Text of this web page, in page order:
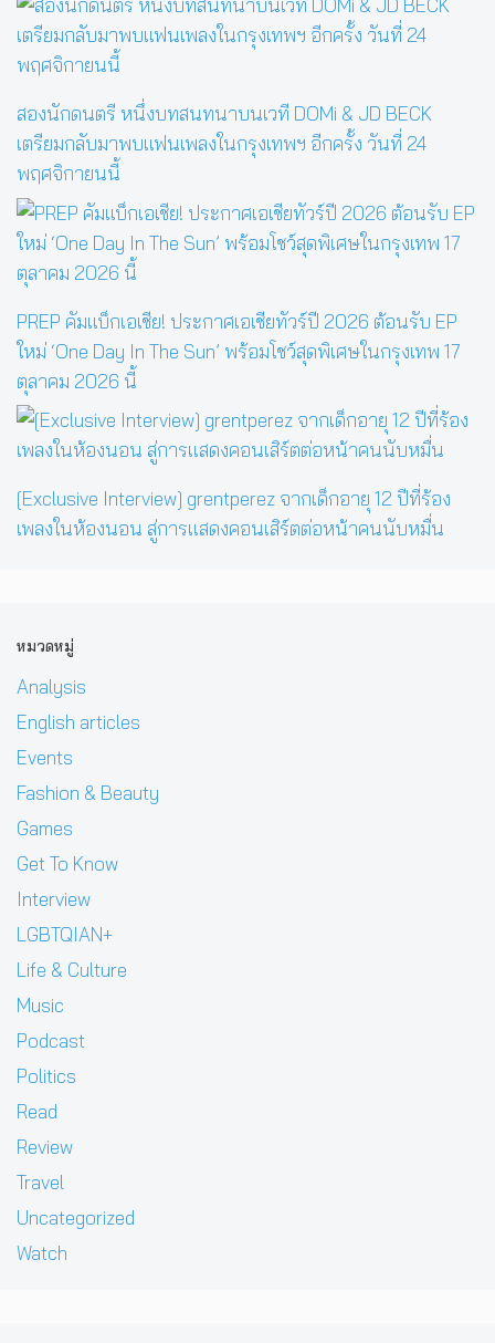
สองนักดนตรี หนึ่งบทสนทนาบนเวที DOMi & JD BECK
เตรียมกลับมาพบแฟนเพลงในกรุงเทพฯ อีกครั้ง วันที่ 24
พฤศจิกายนนี้
PREP คัมแบ็กเอเชีย! ประกาศเอเชียทัวร์ปี 2026 ต้อนรับ EP
ใหม่ ‘One Day In The Sun’ พร้อมโชว์สุดพิเศษในกรุงเทพ 17
ตุลาคม 2026 นี้
[Exclusive Interview] grentperez จากเด็กอายุ 12 ปีที่ร้อง
เพลงในห้องนอน สู่การแสดงคอนเสิร์ตต่อหน้าคนนับหมื่น
หมวดหมู่
Analysis
English articles
Events
Fashion & Beauty
Games
Get To Know
Interview
LGBTQIAN+
Life & Culture
Music
Podcast
Politics
Read
Review
Travel
Uncategorized
Watch